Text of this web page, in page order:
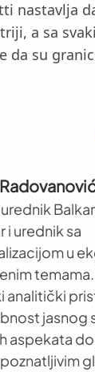
nastavlja
a sa
da su
i urednik sa
u
analitički
jasnog
aspekata